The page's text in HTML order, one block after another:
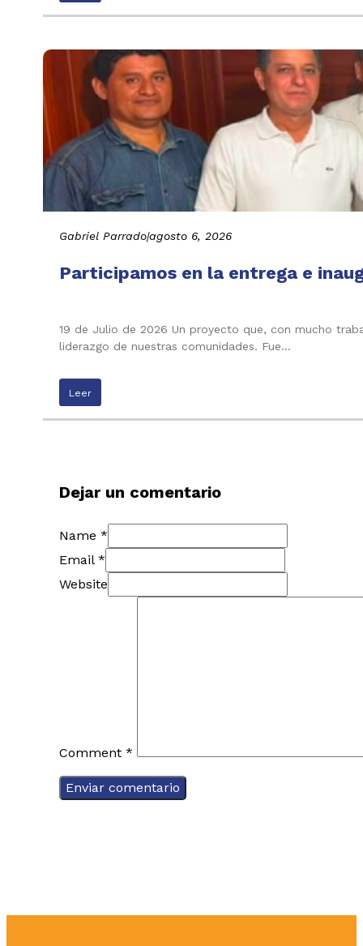
Gabriel Parrado|agosto 6, 2026
Participamos en la entrega e
19 de Julio de 2026 Un proyecto que, con mucho
liderazgo de nuestras comunidades. Fue…
Leer
Dejar un comentario
Name *
Email *
Website
Comment *